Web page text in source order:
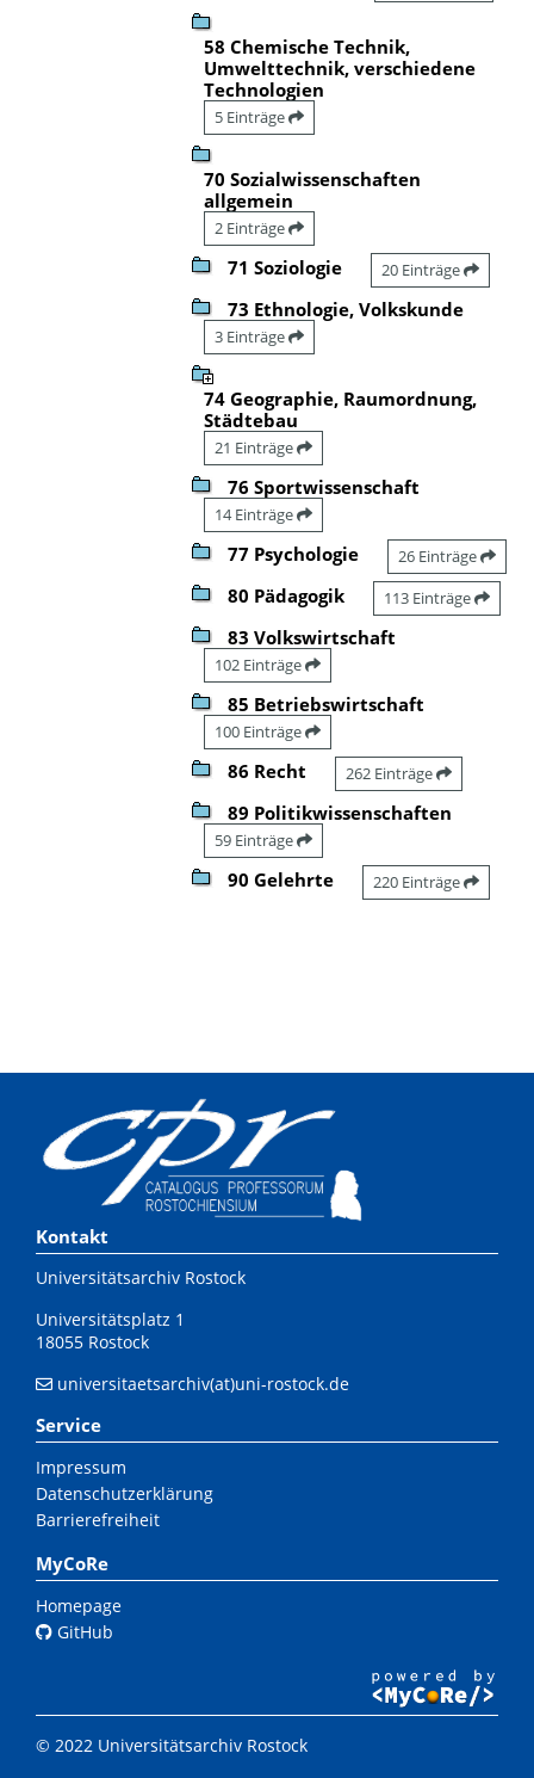
58 Chemische Technik,
Umwelttechnik, verschiedene
Technologien
5 Einträge
70 Sozialwissenschaften
allgemein
2 Einträge
71 Soziologie 20 Einträge
73 Ethnologie, Volkskunde
3 Einträge
74 Geographie, Raumordnung,
Städtebau
21 Einträge
76 Sportwissenschaft
14 Einträge
77 Psychologie 26 Einträge
80 Pädagogik 113 Einträge
83 Volkswirtschaft
102 Einträge
85 Betriebswirtschaft
100 Einträge
86 Recht 262 Einträge
89 Politikwissenschaften
59 Einträge
90 Gelehrte 220 Einträge
Kontakt
Universitätsarchiv Rostock
Universitätsplatz 1
18055 Rostock
universitaetsarchiv(at)uni-rostock.de
Service
Impressum
Datenschutzerklärung
Barrierefreiheit
MyCoRe
Homepage
GitHub
© 2022 Universitätsarchiv Rostock